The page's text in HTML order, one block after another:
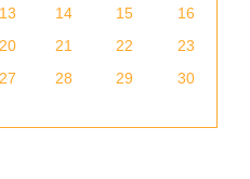
13 14 15
16
20 21 22
23
27 28 29
30